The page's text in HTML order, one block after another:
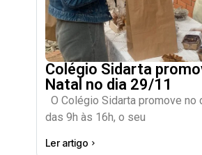
Colégio Sidarta
Natal no dia 29/11
O Colégio Sidarta promove no
das 9h às 16h, o seu
Ler artigo